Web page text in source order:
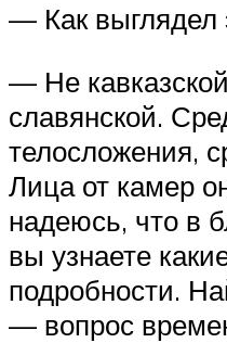
— Как выглядел
— Не
славянской.
телосложения,
Лица от камер
надеюсь, что в
вы узнаете
подробности.
— вопрос